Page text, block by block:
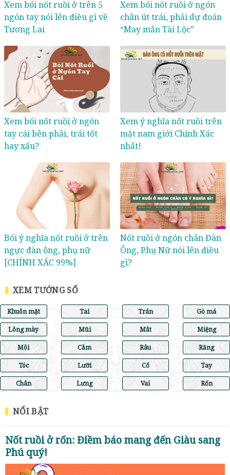
Xem bói nốt ruồi ở trên 5
ngón tay nói lên điều gì về
Tương Lai
Xem bói nốt ruồi ở ngón
chân út trái, phải dự đoán
“May mắn Tài Lộc”
Xem bói nốt ruồi ở ngón
tay cái bên phải, trái tốt
hay xấu?
Xem ý nghĩa nốt ruồi trên
mặt nam giới Chính Xác
nhất!
Bói ý nghĩa nốt ruồi ở trên
ngực đàn ông, phụ nữ
[CHÍNH XÁC 99%]
Nốt ruồi ở ngón chân Đàn
Ông, Phụ Nữ nói lên điều
gì?
XEM TƯỚNG SỐ
Khuôn mặt Tai Trán Gò má
Lông mày Mũi Mắt Miệng
Môi Cằm Râu Răng
Tóc Lưỡi Cổ Tay
Chân Lưng Vai Rốn
NỔI BẬT
Nốt ruồi ở rốn: Điềm báo mang đến Giàu sang
Phú quý!